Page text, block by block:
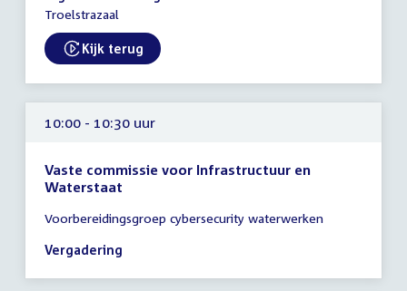
-
uur
Troelstrazaal
External link:
Kijk terug
10:00 - 10:30 uur
Vaste commissie voor Infrastructuur en
Waterstaat
vergadering
10:00
10:30
Voorbereidingsgroep cybersecurity waterwerken
Vergadering